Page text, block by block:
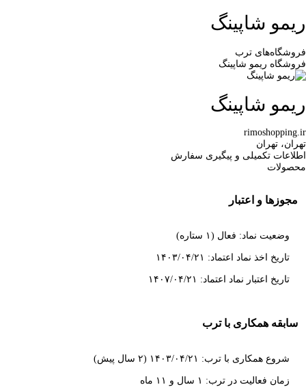
ریمو شاپینگ
فروشگاه‌های ترب
فروشگاه ریمو شاپینگ
ریمو شاپینگ
rimoshopping.ir
تهران، تهران
اطلاعات تکمیلی و پیگیری سفارش
محصولات
مجوزها و اعتبار
وضعیت نماد: فعال (۱ ستاره)
تاریخ اخذ نماد اعتماد: ۱۴۰۳/۰۴/۲۱
تاریخ اعتبار نماد اعتماد: ۱۴۰۷/۰۴/۲۱
سابقه همکاری با ترب
شروع همکاری با ترب: ۱۴۰۳/۰۴/۲۱ (۲ سال پیش)
زمان فعالیت در ترب: ۱ سال و ۱۱ ماه